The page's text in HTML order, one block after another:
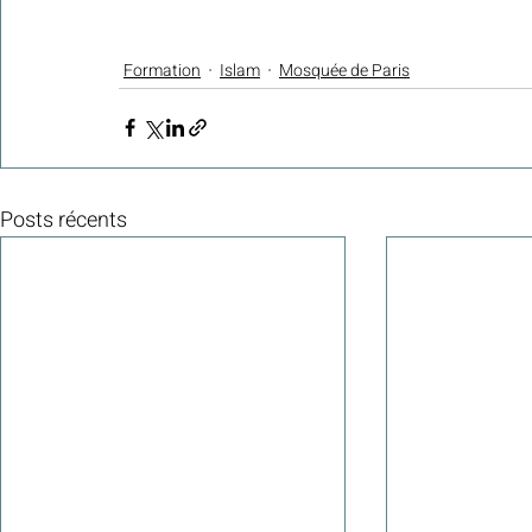
Formation Islam Mosquée de Paris
Posts récents